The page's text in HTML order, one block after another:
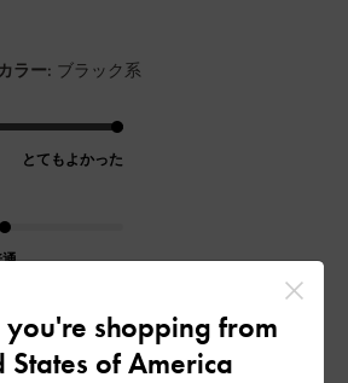
カラー: ブラック系
とてもよかった
you're shopping from
States of America